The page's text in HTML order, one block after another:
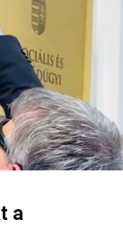
a